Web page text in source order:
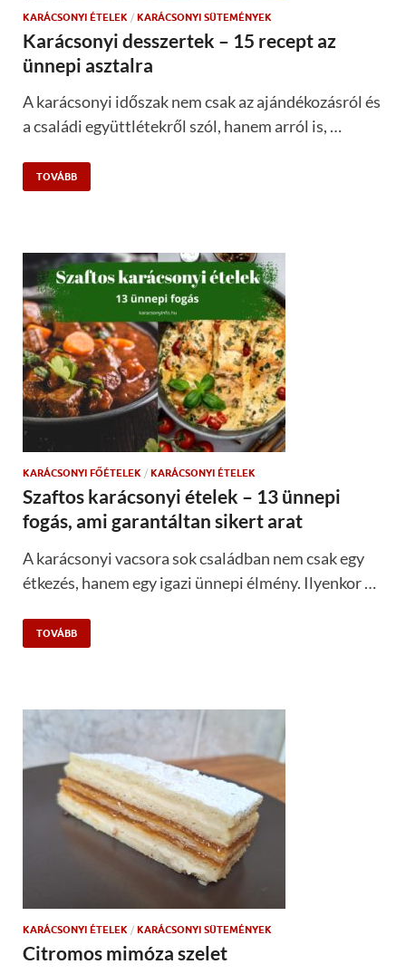
KARÁCSONYI ÉTELEK / KARÁCSONYI SÜTEMÉNYEK
Karácsonyi desszertek – 15 recept az
ünnepi asztalra
A karácsonyi időszak nem csak az ajándékozásról és
a családi együttlétekről szól, hanem arról is, …
TOVÁBB
KARÁCSONYI FŐÉTELEK / KARÁCSONYI ÉTELEK
Szaftos karácsonyi ételek – 13 ünnepi
fogás, ami garantáltan sikert arat
A karácsonyi vacsora sok családban nem csak egy
étkezés, hanem egy igazi ünnepi élmény. Ilyenkor …
TOVÁBB
KARÁCSONYI ÉTELEK / KARÁCSONYI SÜTEMÉNYEK
Citromos mimóza szelet